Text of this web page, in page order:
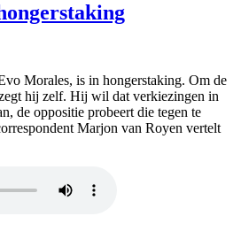
Morales, is in hongerstaking. Om de
hij zelf. Hij wil dat verkiezingen in
de oppositie probeert die tegen te
Marjon van Royen vertelt